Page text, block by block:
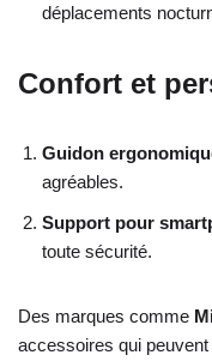
déplacements
Confort et
Guidon
agréables.
Support pour
toute sécurité.
Des marques comme
accessoires qui